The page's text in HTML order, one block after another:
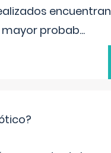
encuentran
mayor probab...